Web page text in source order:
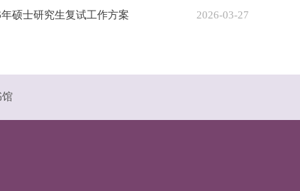
硕士研究生复试工作方案 2026-03-27
馆